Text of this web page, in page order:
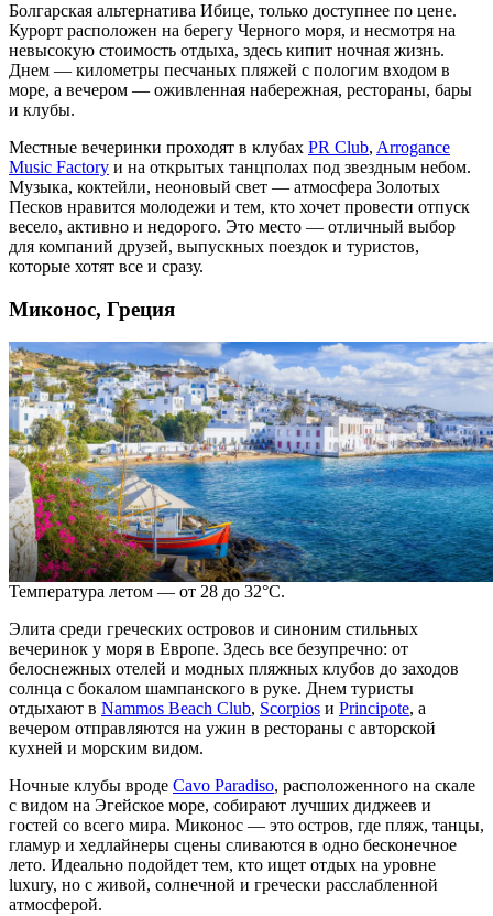
Болгарская альтернатива Ибице, только доступнее по цене.
Курорт расположен на берегу Черного моря, и несмотря на
невысокую стоимость отдыха, здесь кипит ночная жизнь.
Днем — километры песчаных пляжей с пологим входом в
море, а вечером — оживленная набережная, рестораны, бары
и клубы.
Местные вечеринки проходят в клубах PR Club, Arrogance
Music Factory и на открытых танцполах под звездным небом.
Музыка, коктейли, неоновый свет — атмосфера Золотых
Песков нравится молодежи и тем, кто хочет провести отпуск
весело, активно и недорого. Это место — отличный выбор
для компаний друзей, выпускных поездок и туристов,
которые хотят все и сразу.
Миконос, Греция
Температура летом — от 28 до 32°C.
Элита среди греческих островов и синоним стильных
вечеринок у моря в Европе. Здесь все безупречно: от
белоснежных отелей и модных пляжных клубов до заходов
солнца с бокалом шампанского в руке. Днем туристы
отдыхают в Nammos Beach Club, Scorpios и Principote, а
вечером отправляются на ужин в рестораны с авторской
кухней и морским видом.
Ночные клубы вроде Cavo Paradiso, расположенного на скале
с видом на Эгейское море, собирают лучших диджеев и
гостей со всего мира. Миконос — это остров, где пляж, танцы,
гламур и хедлайнеры сцены сливаются в одно бесконечное
лето. Идеально подойдет тем, кто ищет отдых на уровне
luxury, но с живой, солнечной и гречески расслабленной
атмосферой.